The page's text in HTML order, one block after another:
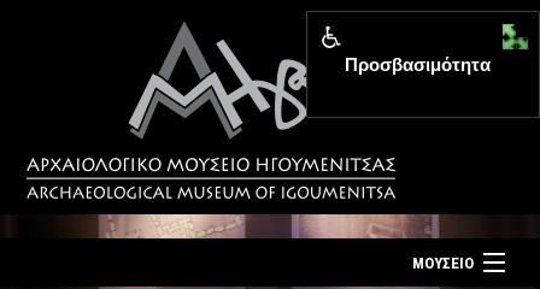
ΜΟΥΣΕΙΟ
Προσβασιμότητα